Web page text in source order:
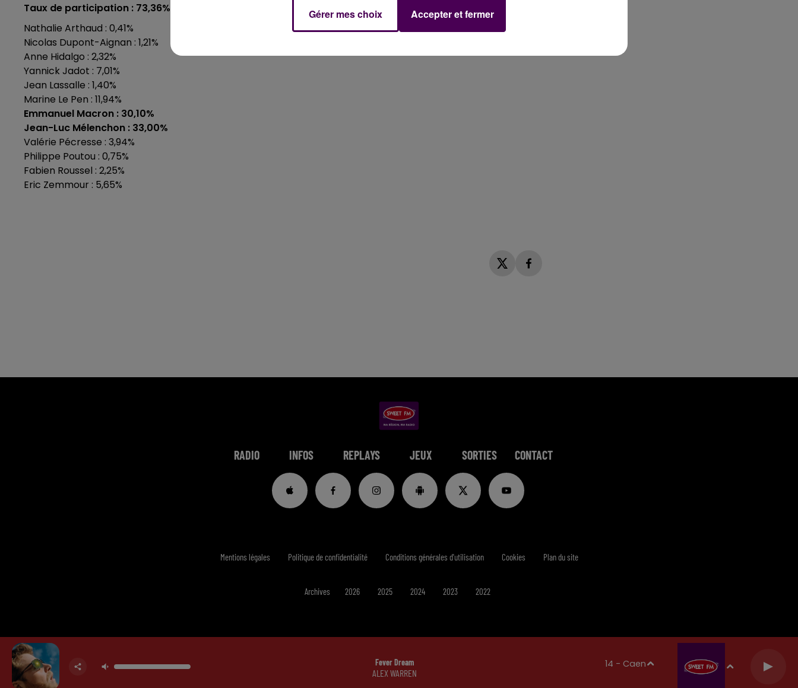
Taux de participation : 73,36%
Nathalie Arthaud : 0,41%
Nicolas Dupont-Aignan : 1,21%
Anne Hidalgo : 2,32%
Yannick Jadot : 7,01%
Jean Lassalle : 1,40%
Marine Le Pen : 11,94%
Emmanuel Macron : 30,10%
Jean-Luc Mélenchon : 33,00%
Valérie Pécresse : 3,94%
Philippe Poutou : 0,75%
Fabien Roussel : 2,25%
Eric Zemmour : 5,65%
RADIO INFOS REPLAYS JEUX SORTIES CONTACT
Fever Dream
ALEX WARREN
14 - Caen
Mentions légales Politique de confidentialité Conditions générales d'utilisation Cookies Plan du site
Archives 2026 2025 2024 2023 2022
Gérer mes choix Accepter et fermer